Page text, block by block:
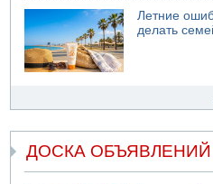
Летние
делать
ДОСКА ОБЪЯВЛЕНИЙ